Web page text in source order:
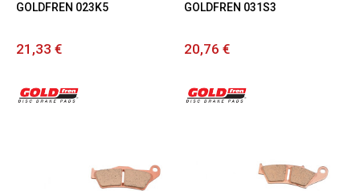
GOLDFREN 023K5
21,33 €
GOLDFREN 031S3
20,76 €